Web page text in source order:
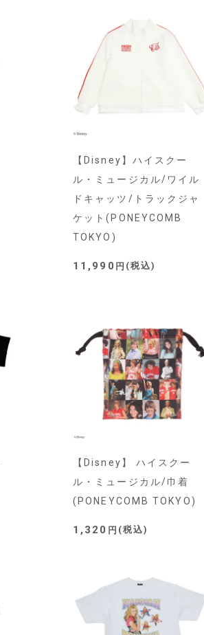
【Disney】ハイスクー
ル・ミュージカル/ワイル
ドキャッツ/トラックジャ
ケット(PONEYCOMB
TOKYO)
11,990 税込
【Disney】 ハイスクー
ル・ミュージカル/巾着
(PONEYCOMB TOKYO)
1,320 税込